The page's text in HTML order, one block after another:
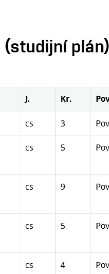
(studijní plán)
J. Kr.
cs 3
cs 5
cs 9
cs 5
cs 4